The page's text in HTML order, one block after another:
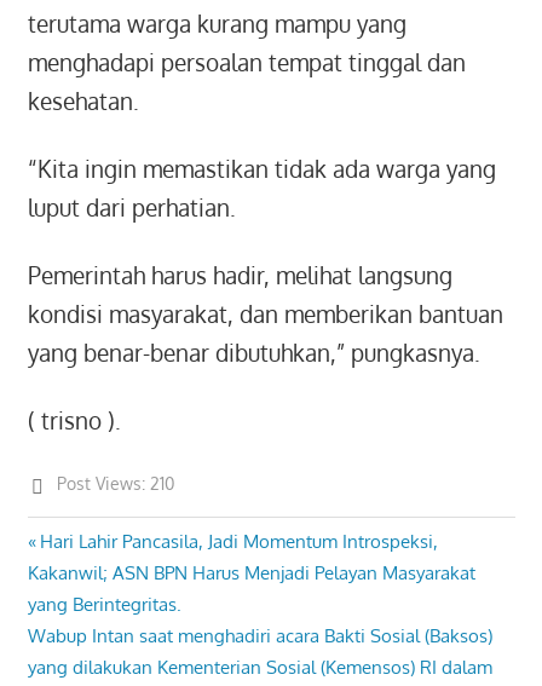
terutama warga kurang mampu yang
menghadapi persoalan tempat tinggal dan
kesehatan.
“Kita ingin memastikan tidak ada warga yang
luput dari perhatian.
Pemerintah harus hadir, melihat langsung
kondisi masyarakat, dan memberikan bantuan
yang benar-benar dibutuhkan,” pungkasnya.
( trisno ).
Post Views: 210
Post
navigation
Previous
Post:
Hari Lahir Pancasila, Jadi Momentum Introspeksi,
Kakanwil; ASN BPN Harus Menjadi Pelayan Masyarakat
yang Berintegritas.
Next
Post:
Wabup Intan saat menghadiri acara Bakti Sosial (Baksos)
yang dilakukan Kementerian Sosial (Kemensos) RI dalam